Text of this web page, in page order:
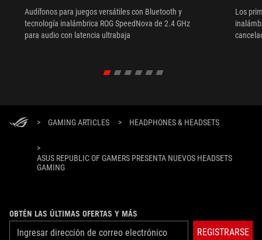
Audífonos para juegos versátiles con Bluetooth y
tecnología inalámbrica ROG SpeedNova de 2.4 GHz
para audio con latencia ultrabaja
Los
> GAMING ARTICLES > HEADPHONES & HEADSETS
>
ASUS REPUBLIC OF GAMERS PRESENTA NUEVOS HEADSETS
GAMING
OBTÉN LAS ÚLTIMAS OFERTAS Y MÁS
REGISTRARSE